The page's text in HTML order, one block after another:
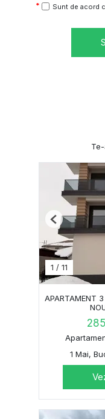
Sunt de acord
1 / 11
Previous
APARTAMENT
1 Mai,